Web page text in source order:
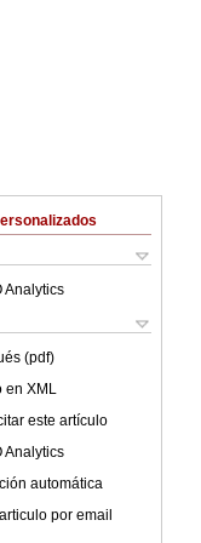
Analytics
(pdf)
en XML
este artículo
Analytics
automática
por email